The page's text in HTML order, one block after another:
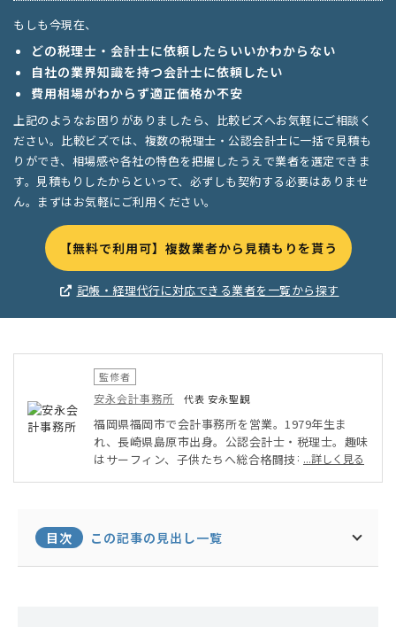
もしも今現在、
どの税理士・会計士に依頼したらいいかわからない
自社の業界知識を持つ会計士に依頼したい
費用相場がわからず適正価格か不安
上記のようなお困りがありましたら、比較ビズへお気軽にご相談く
ださい。比較ビズでは、複数の税理士・公認会計士に一括で見積も
りができ、相場感や各社の特色を把握したうえで業者を選定できま
す。見積もりしたからといって、必ずしも契約する必要はありませ
ん。まずはお気軽にご利用ください。
【無料で利用可】複数業者から見積もりを貰う
記帳・経理代行に対応できる業者を一覧から探す
監修者
安永会計事務所 代表 安永聖観
福岡県福岡市で会計事務所を営業。1979年生ま
れ、長崎県島原市出身。公認会計士・税理士。趣味
はサーフィン、子供たちへ総合格闘技を教えるこ
ウハウを顧問先へ伝えている。米国税理士資格を取
得したこともあり、九州では数少ない英語対応可
能、国際税務にも強い税理士である。
...詳しく見る
目次 この記事の見出し一覧